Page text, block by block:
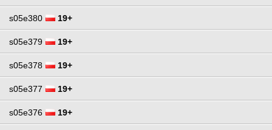
s05e380 19+
s05e379 19+
s05e378 19+
s05e377 19+
s05e376 19+